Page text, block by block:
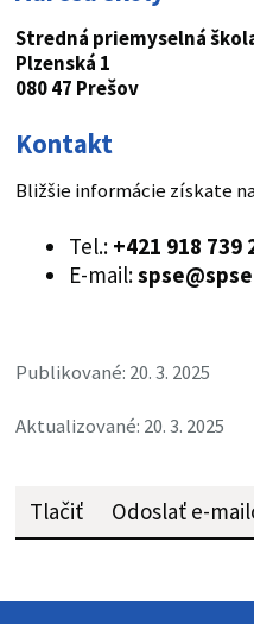
Stredná priemyselná
Plzenská 1
080 47 Prešov
Kontakt
Bližšie informácie získate
Tel.: +421 918 739
E-mail:
Publikované: 20. 3. 2025
Aktualizované: 20. 3. 2025
Tlačiť Odoslať e-